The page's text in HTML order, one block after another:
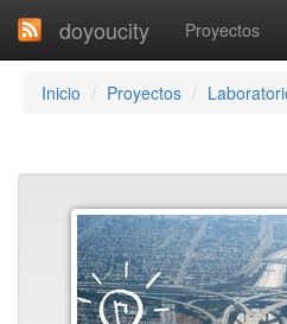
doyoucity Proyectos
Inicio Proyectos